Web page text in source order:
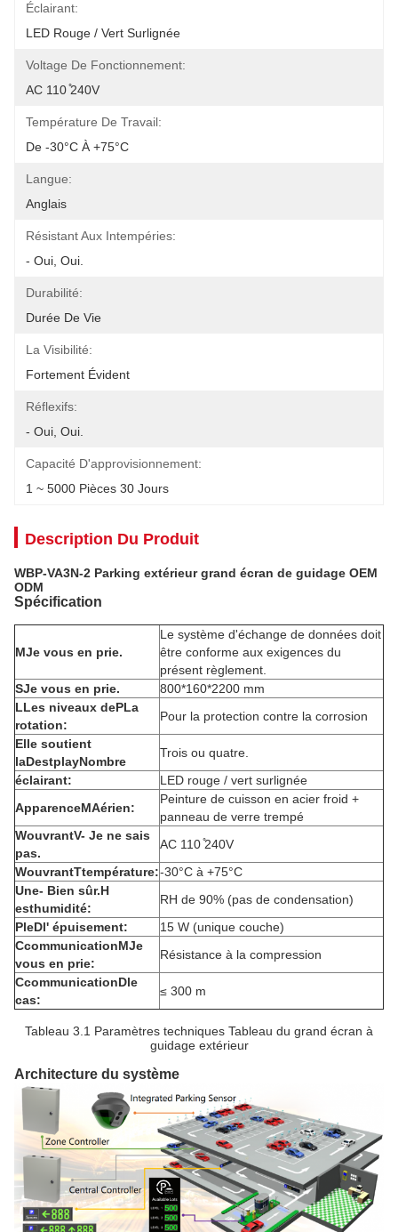
Éclairant:
LED Rouge / Vert Surlignée
Voltage De Fonctionnement:
AC 110 ̊240V
Température De Travail:
De -30°C À +75°C
Langue:
Anglais
Résistant Aux Intempéries:
- Oui, Oui.
Durabilité:
Durée De Vie
La Visibilité:
Fortement Évident
Réflexifs:
- Oui, Oui.
Capacité D'approvisionnement:
1 ~ 5000 Pièces 30 Jours
Description Du Produit
WBP-VA3N-2 Parking extérieur grand écran de guidage OEM
ODM
Spécification
MJe vous en prie.
Le système d'échange de données doit
être conforme aux exigences du
présent règlement.
SJe vous en prie.
800*160*2200 mm
LLes niveaux dePLa
rotation:
Pour la protection contre la corrosion
Elle soutient
laDestplayNombre
Trois ou quatre.
éclairant:
LED rouge / vert surlignée
ApparenceMAérien:
Peinture de cuisson en acier froid +
panneau de verre trempé
WouvrantV- Je ne sais
pas.
AC 110 ̊240V
WouvrantTtempérature:-30°C à +75°C
Une- Bien sûr.H
esthumidité:
RH de 90% (pas de condensation)
PleDl' épuisement:
15 W (unique couche)
CcommunicationMJe
vous en prie:
Résistance à la compression
CcommunicationDle
cas:
≤ 300 m
Tableau 3.1 Paramètres techniques Tableau du grand écran à
guidage extérieur
Architecture du système